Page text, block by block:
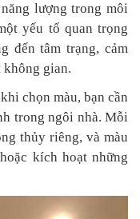
lượng trong môi
yếu tố quan trọng
đến tâm trạng, cảm
không gian.
chọn màu, bạn cần
trong ngôi nhà. Mỗi
thủy riêng, và màu
kích hoạt những